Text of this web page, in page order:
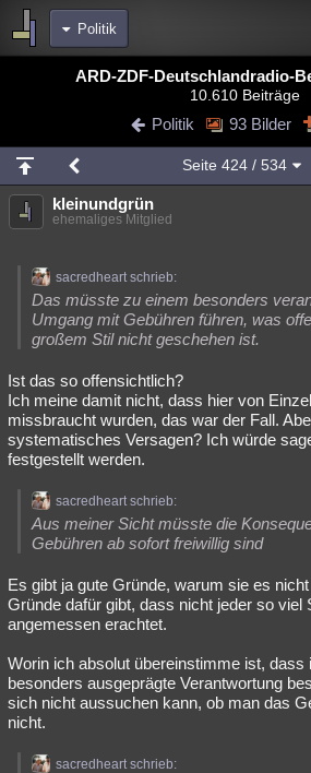
Politik
Blogs
Chat Wiki Neuigkeiten
meine Rubriken
Menschen Wissenschaft
Natur Umfragen Unterhaltung
weitere Rubriken
Astronomie Helpdesk Gruppen
Musik Clash Verbesserungen
Besucht
Schlüsselwörter
ARD-ZDF-Deutschlandradio-
10.610 Beiträge
Politik 93 Bilder
Seite 424/ 534
kleinundgrün
ehemaliges Mitglied
sacredheart schrieb:
Das müsste zu einem besonders
Umgang mit Gebühren führen, was
großem Stil nicht geschehen ist.
Ist das so offensichtlich?
Ich meine damit nicht, dass hier von
missbraucht wurden, das war der Fall.
systematisches Versagen? Ich würde
festgestellt werden.
sacredheart schrieb:
Aus meiner Sicht müsste die
Gebühren ab sofort freiwillig sind
Es gibt ja gute Gründe, warum sie es
Gründe dafür gibt, dass nicht jeder so viel
angemessen erachtet.
Worin ich absolut übereinstimme ist, dass
besonders ausgeprägte Verantwortung
sich nicht aussuchen kann, ob man das
nicht.
sacredheart schrieb: